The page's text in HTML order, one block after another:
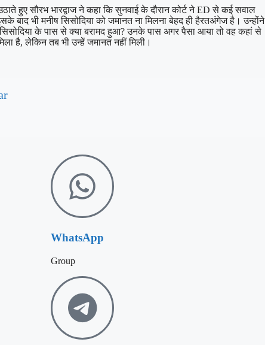
हुए सौरभ भारद्वाज ने कहा कि सुनवाई के दौरान कोर्ट ने ED से कई सवाल
भी मनीष सिसोदिया को जमानत ना मिलना बेहद ही हैरतअंगेज है। उन्होंने
के पास से क्या बरामद हुआ? उनके पास अगर पैसा आया तो वह कहां से
है, लेकिन तब भी उन्हें जमानत नहीं मिली।
WhatsApp
Group